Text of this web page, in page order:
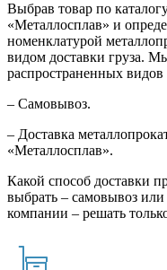
Выбрав товар по
«Металлосплав» и
номенклатурой
видом доставки груза.
распространенных
– Самовывоз.
– Доставка
«Металлосплав».
Какой способ доставки
выбрать – самовывоз
компании – решать